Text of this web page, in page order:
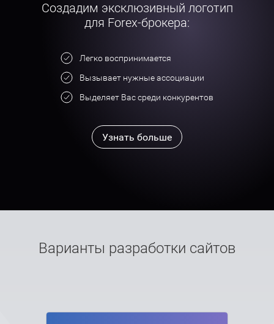
Создадим эксклюзивный логотип
для Forex-брокера:
Легко воспринимается
Вызывает нужные ассоциации
Выделяет Вас среди конкурентов
Узнать больше
Варианты разработки сайтов